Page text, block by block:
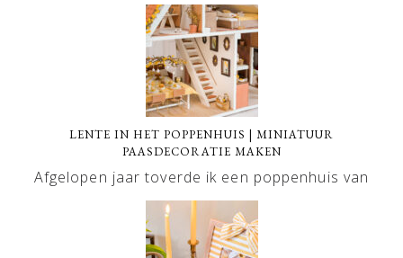
LENTE IN HET POPPENHUIS | MINIATUUR
PAASDECORATIE MAKEN
Afgelopen jaar toverde ik een poppenhuis van